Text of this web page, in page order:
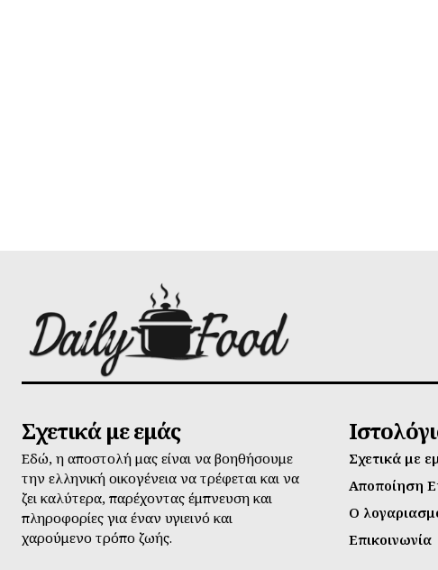
Σχετικά με εμάς
Εδώ, η αποστολή μας είναι να βοηθήσουμε
την ελληνική οικογένεια να τρέφεται και να
ζει καλύτερα, παρέχοντας έμπνευση και
πληροφορίες για έναν υγιεινό και
χαρούμενο τρόπο ζωής.
Σχετικά με
Αποποίηση
Ο
Επικοινωνία